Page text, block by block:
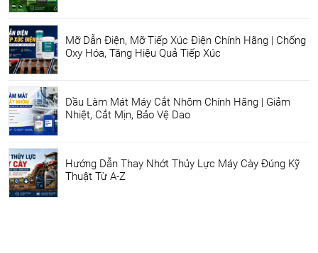
Mỡ Dẫn Điện, Mỡ Tiếp Xúc Điện Chính Hãng | Chống
Oxy Hóa, Tăng Hiệu Quả Tiếp Xúc
Dầu Làm Mát Máy Cắt Nhôm Chính Hãng | Giảm
Nhiệt, Cắt Mịn, Bảo Vệ Dao
Hướng Dẫn Thay Nhớt Thủy Lực Máy Cày Đúng Kỹ
Thuật Từ A-Z